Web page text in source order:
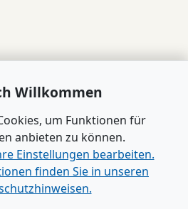
Willkommen
um Funktionen für
anbieten zu können.
Einstellungen bearbeiten.
finden Sie in unseren